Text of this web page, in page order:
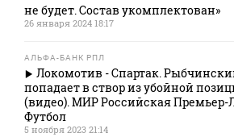
не будет. Состав укомплектован»
26 января 2024 18:17
АЛЬФА-БАНК РПЛ
Локомотив - Спартак.
попадает в створ из убойной
(видео). МИР Российская Премьер-
Футбол
5 ноября 2023 21:14